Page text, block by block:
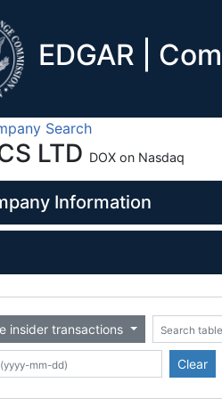
EDGAR |
Search
LTD DOX on Nasdaq
Information
insider transactions
dd)
dd)
Clear